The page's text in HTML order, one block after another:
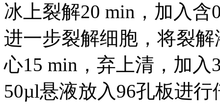
冰上裂解20 min，加入含
进一步裂解细胞，将裂解
心15 min，弃上清，加
50µl悬液放入96孔板进